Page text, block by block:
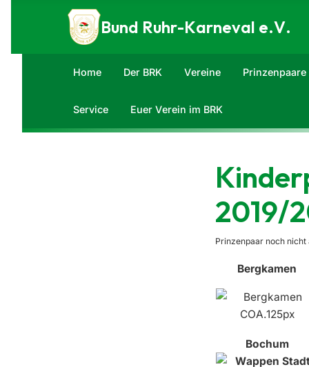
Zum Inhalt springen
Bund Ruhr-Karneval e.V.
Home Der BRK Vereine Prinzenpaare
Service Euer Verein im BRK
2019/
Prinzenpaar noch
Bergkamen
Bochum